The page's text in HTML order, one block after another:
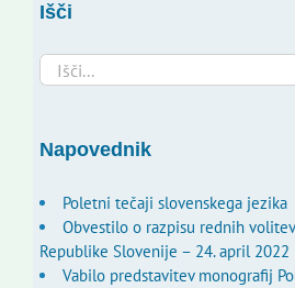
Išči
Search
for:
Napovednik
Poletni tečaji slovenskega jezika
Obvestilo o razpisu rednih
Republike Slovenije – 24. april 2022
Vabilo predstavitev monografij